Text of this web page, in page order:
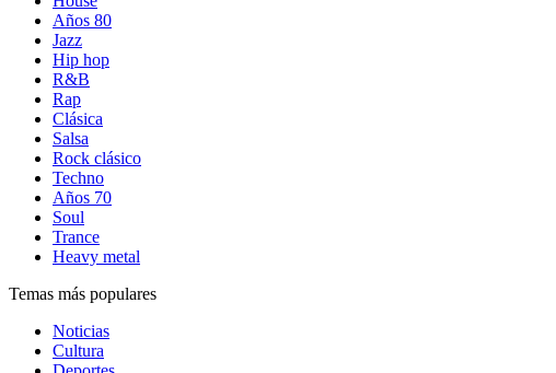
Años 80
Jazz
Hip hop
R&B
Rap
Clásica
Salsa
Rock clásico
Techno
Años 70
Soul
Trance
Heavy metal
Temas más populares
Noticias
Cultura